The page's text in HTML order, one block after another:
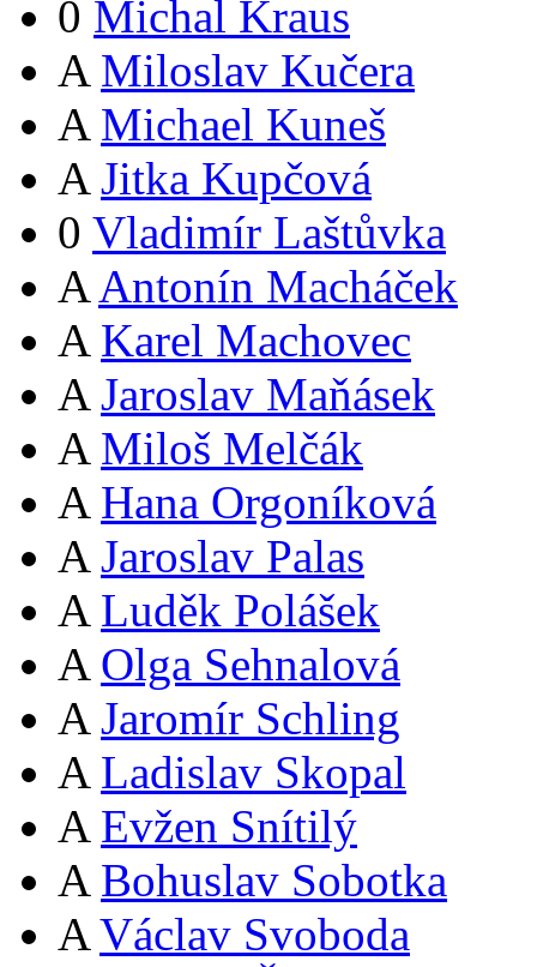
0 Michal Kraus
A Miloslav Kučera
A Michael Kuneš
A Jitka Kupčová
0 Vladimír Laštůvka
A Antonín Macháček
A Karel Machovec
A Jaroslav Maňásek
A Miloš Melčák
A Hana Orgoníková
A Jaroslav Palas
A Luděk Polášek
A Olga Sehnalová
A Jaromír Schling
A Ladislav Skopal
A Evžen Snítilý
A Bohuslav Sobotka
A Václav Svoboda